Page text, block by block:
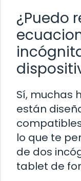
¿Puedo
Sí, muchas
están
lo que te
de dos
tablet de